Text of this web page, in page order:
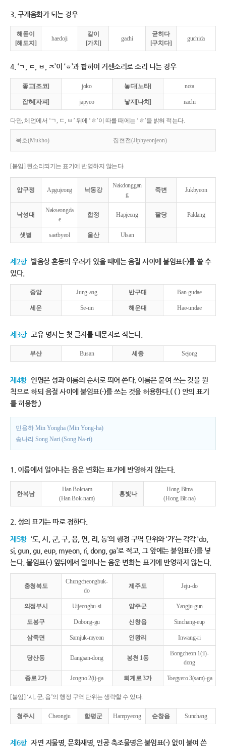
3. 구개음화가 되는 경우
해돋이
[해도지]
haedoji
같이
[가치]
gachi
굳히다
[구치다]
guchida
4. ‘ㄱ, ㄷ, ㅂ, ㅈ’이 ‘ㅎ’과 합하여 거센소리로 소리 나는 경우
좋고[조코] joko 놓다[노타] nota
잡혀[자펴] japyeo 낳지[나치] nachi
다만, 체언에서 ‘ㄱ, ㄷ, ㅂ’ 뒤에 ‘ㅎ’이 따를 때에는 ‘ㅎ’을 밝혀 적는다.
묵호(Mukho) 집현전(Jiphyeonjeon)
[붙임] 된소리되기는 표기에 반영하지 않는다.
압구정 Apgujeong 낙동강
Nakdonggan
g
죽변 Jukbyeon
낙성대
Nakseongda
e
합정 Hapjeong 팔당 Paldang
샛별 saetbyeol 울산 Ulsan
제2항 발음상 혼동의 우려가 있을 때에는 음절 사이에 붙임표(-)를 쓸 수
있다.
중앙 Jung-ang 반구대 Ban-gudae
세운 Se-un 해운대 Hae-undae
제3항 고유 명사는 첫 글자를 대문자로 적는다.
부산 Busan 세종 Sejong
제4항 인명은 성과 이름의 순서로 띄어 쓴다. 이름은 붙여 쓰는 것을 원
칙으로 하되 음절 사이에 붙임표(-)를 쓰는 것을 허용한다.( ( ) 안의 표기
를 허용함.)
민용하 Min Yongha (Min Yong-ha)
송나리 Song Nari (Song Na-ri)
1. 이름에서 일어나는 음운 변화는 표기에 반영하지 않는다.
한복남
Han Boknam
(Han Bok-nam)
홍빛나
Hong Bitna
(Hong Bit-na)
2. 성의 표기는 따로 정한다.
제5항 ‘도, 시, 군, 구, 읍, 면, 리, 동’의 행정 구역 단위와 ‘가’는 각각 ‘do,
si, gun, gu, eup, myeon, ri, dong, ga’로 적고, 그 앞에는 붙임표(-)를 넣
는다. 붙임표(-) 앞뒤에서 일어나는 음운 변화는 표기에 반영하지 않는다.
충청북도
Chungcheongbuk-
do
제주도 Jeju-do
의정부시 Uijeongbu-si 양주군 Yangju-gun
도봉구 Dobong-gu 신창읍 Sinchang-eup
삼죽면 Samjuk-myeon 인왕리 Inwang-ri
당산동 Dangsan-dong 봉천 1동
Bongcheon 1(il)-
dong
종로 2가 Jongno 2(i)-ga 퇴계로 3가 Toegyero 3(sam)-ga
[붙임] ‘시, 군, 읍’의 행정 구역 단위는 생략할 수 있다.
청주시 Cheongju 함평군 Hampyeong 순창읍 Sunchang
제6항 자연 지물명, 문화재명, 인공 축조물명은 붙임표(-) 없이 붙여 쓴